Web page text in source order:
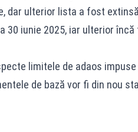
dar ulterior lista a fost
30 iunie 2025, iar ulterior încă
limitele de adaos impuse
de bază vor fi din nou